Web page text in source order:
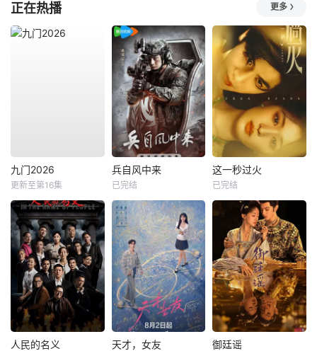
正在热播 更多
九门2026
更新至第16集
兵自风中来
已完结
这一秒过火
已完结
人民的名义 天才，女友 御廷谣